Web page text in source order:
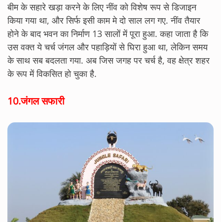
बीम के सहारे खड़ा करने के लिए नींव को विशेष रूप से डिजाइन
किया गया था, और सिर्फ इसी काम मे दो साल लग गए. नींव तैयार
होने के बाद भवन का निर्माण 13 सालों में पूरा हुआ. कहा जाता है कि
उस वक्त ये चर्च जंगल और पहाड़ियों से घिरा हुआ था, लेकिन समय
के साथ सब बदलता गया. अब जिस जगह पर चर्च है, वह क्षेत्र शहर
के रूप में विकसित हो चुका है.
10.जंगल सफारी